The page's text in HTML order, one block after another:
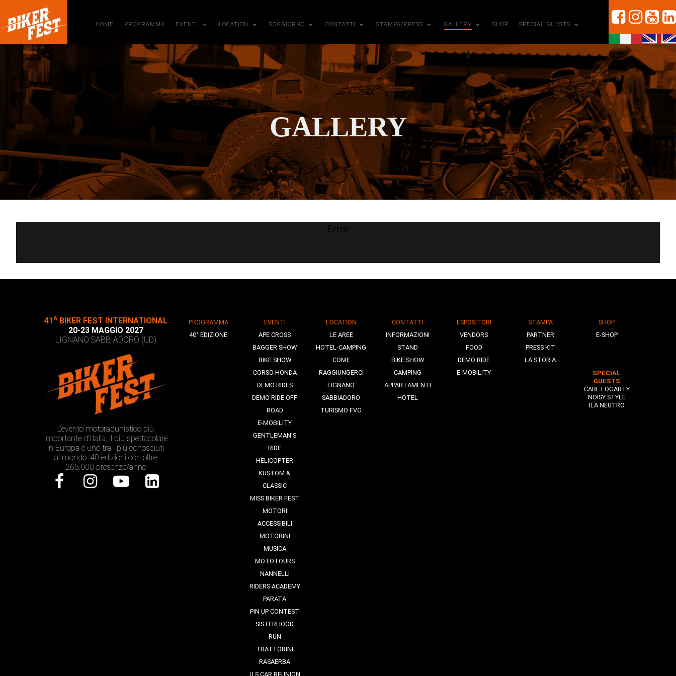
HOME PROGRAMMA EVENTI LOCATION SOGGIORNO CONTATTI STAMPA/PRESS GALLERY SHOP SPECIAL GUESTS
GALLERY
Error
41 ABIKER FEST INTERNATIONAL
20-23 MAGGIO 2027
LIGNANO SABBIADORO (UD)
L’evento motoradunistico più
importante d’Italia, il più spettacolare
in Europa e uno tra i più conosciuti
al mondo. 40 edizioni con oltre
265.000 presenze/anno
PROGRAMMA
40° EDIZIONE
EVENTI
APE CROSS
BAGGER SHOW
BIKE SHOW
CORSO HONDA
DEMO RIDES
DEMO RIDE OFF
ROAD
E-MOBILITY
GENTLEMAN'S
RIDE
HELICOPTER
KUSTOM &
CLASSIC
MISS BIKER FEST
MOTORI
ACCESSIBILI
MOTORINI
MUSICA
MOTOTOURS
NANNELLI
RIDERS ACADEMY
PARATA
PIN UP CONTEST
SISTERHOOD
RUN
TRATTORINI
RASAERBA
U.S CAR REUNION
LOCATION
LE AREE
HOTEL-CAMPING
COME
RAGGIUNGERCI
LIGNANO
SABBIADORO
TURISMO FVG
CONTATTI
INFORMAZIONI
STAND
BIKE SHOW
CAMPING
APPARTAMENTI
HOTEL
ESPOSITORI
VENDORS
FOOD
DEMO RIDE
E-MOBILITY
STAMPA
PARTNER
PRESS KIT
LA STORIA
SHOP
E-SHOP
SPECIAL
GUESTS
CARL FOGARTY
NOISY STYLE
ILA NEUTRO